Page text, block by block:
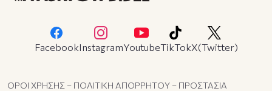
FacebookInstagramYoutubeTikTokX(Twitter)
ΟΡΟΙ ΧΡΗΣΗΣ – ΠΟΛΙΤΙΚΗ ΑΠΟΡΡΗΤΟΥ – ΠΡΟΣΤΑΣΙΑ